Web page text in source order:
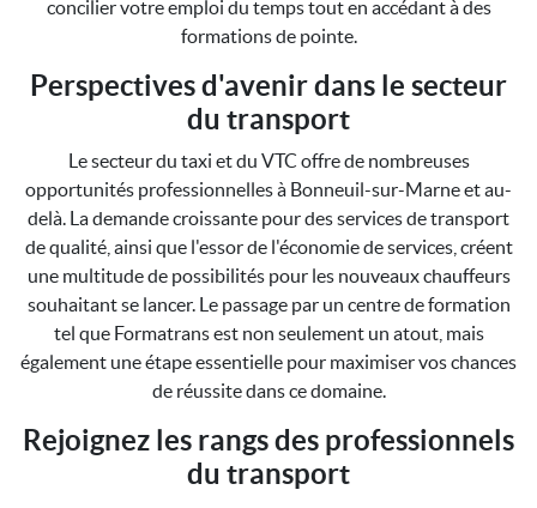
concilier votre emploi du temps tout en accédant à des
formations de pointe.
Perspectives d'avenir dans le secteur
du transport
Le secteur du taxi et du VTC offre de nombreuses
opportunités professionnelles à Bonneuil-sur-Marne et au-
delà. La demande croissante pour des services de transport
de qualité, ainsi que l'essor de l'économie de services, créent
une multitude de possibilités pour les nouveaux chauffeurs
souhaitant se lancer. Le passage par un centre de formation
tel que Formatrans est non seulement un atout, mais
également une étape essentielle pour maximiser vos chances
de réussite dans ce domaine.
Rejoignez les rangs des professionnels
du transport